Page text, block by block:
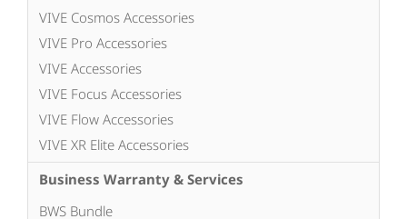
VIVE Cosmos Accessories
VIVE Pro Accessories
VIVE Accessories
VIVE Focus Accessories
VIVE Flow Accessories
VIVE XR Elite Accessories
Business Warranty & Services
BWS Bundle